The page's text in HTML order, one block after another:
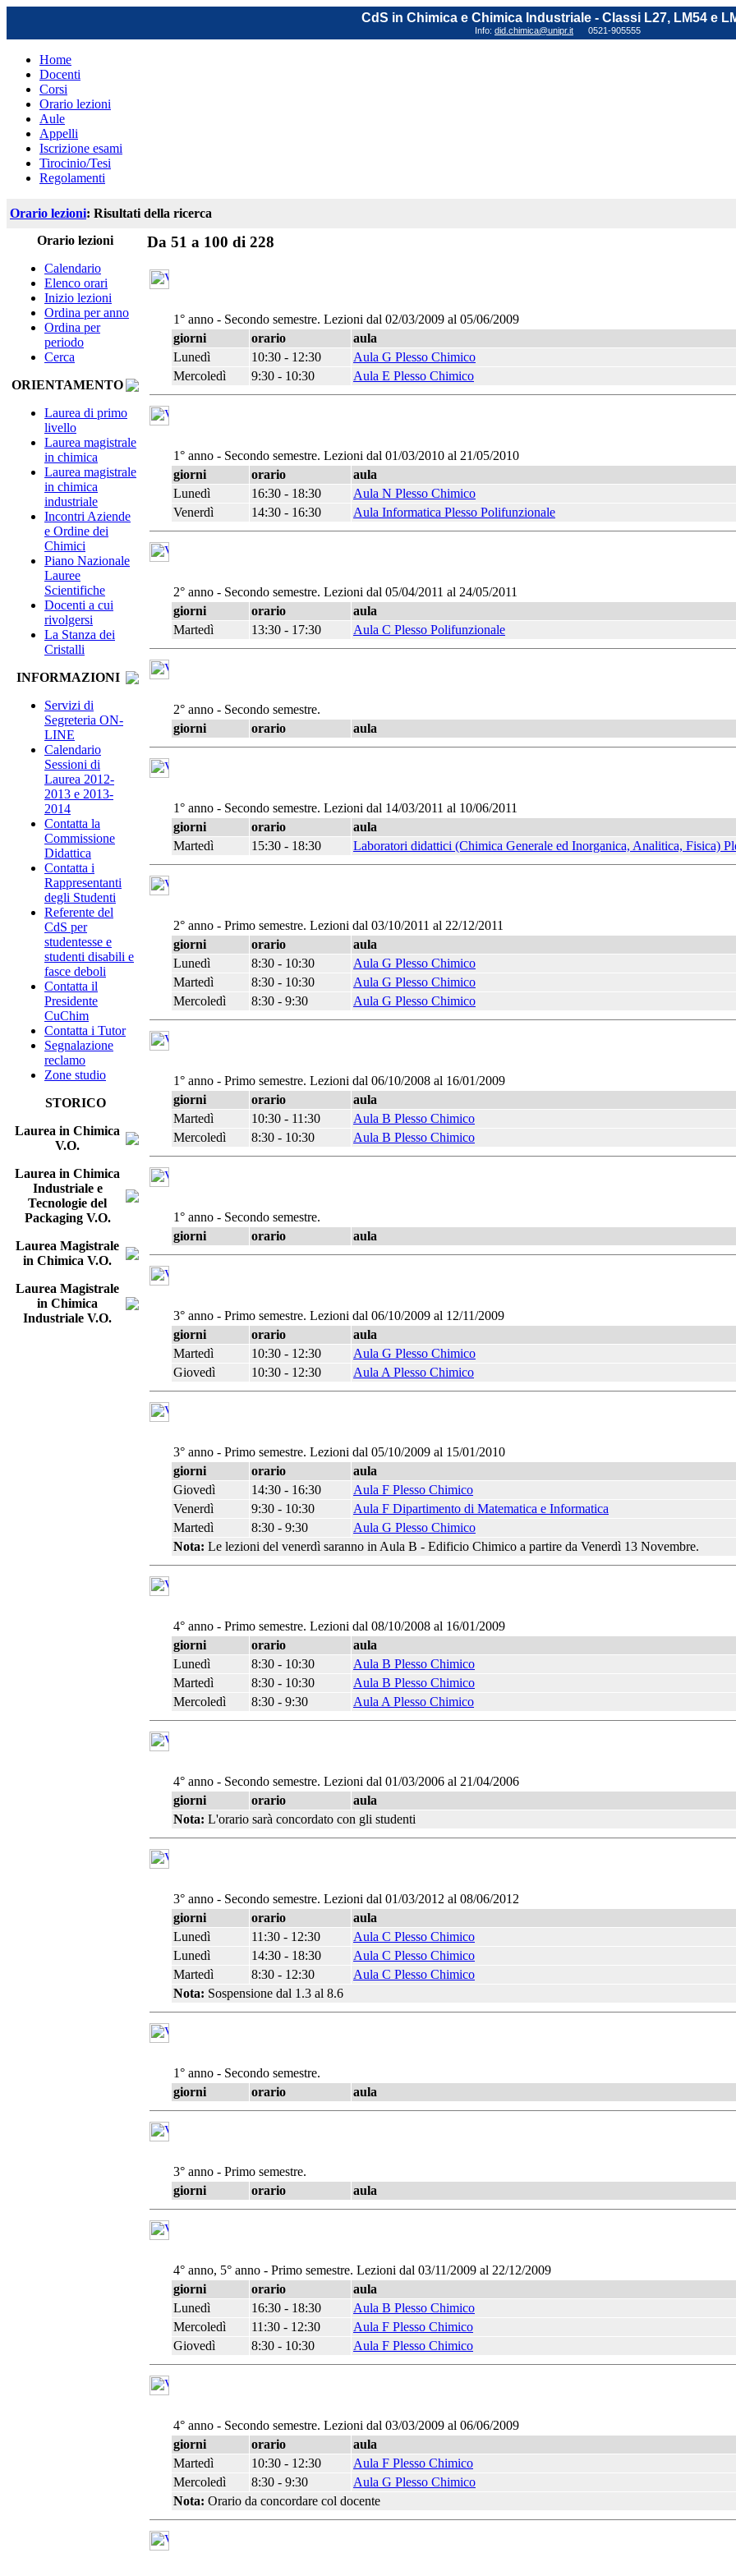
CdS in Chimica e Chimica Industriale - Classi L27, LM54 e
Info: did.chimica@unipr.it 0521-905555
Home
Docenti
Corsi
Orario lezioni
Aule
Appelli
Iscrizione esami
Tirocinio/Tesi
Regolamenti
Orario lezioni: Risultati della ricerca
Orario lezioni
Calendario
Elenco orari
Inizio lezioni
Ordina per anno
Ordina per
periodo
Cerca
ORIENTAMENTO
Laurea di primo
livello
Laurea magistrale
in chimica
Laurea magistrale
in chimica
industriale
Incontri Aziende
e Ordine dei
Chimici
Piano Nazionale
Lauree
Scientifiche
Docenti a cui
rivolgersi
La Stanza dei
Cristalli
INFORMAZIONI
Servizi di
Segreteria ON-
LINE
Calendario
Sessioni di
Laurea 2012-
2013 e 2013-
2014
Contatta la
Commissione
Didattica
Contatta i
Rappresentanti
degli Studenti
Referente del
CdS per
studentesse e
studenti disabili e
fasce deboli
Contatta il
Presidente
CuChim
Contatta i Tutor
Segnalazione
reclamo
Zone studio
STORICO
Laurea in Chimica
V.O.
Laurea in Chimica
Industriale e
Tecnologie del
Packaging V.O.
Laurea Magistrale
in Chimica V.O.
Laurea Magistrale
in Chimica
Industriale V.O.
Da 51 a 100 di 228
1° anno - Secondo semestre. Lezioni dal 02/03/2009 al 05/06/2009
giorni
orario
aula
Lunedì
10:30 - 12:30
Aula G Plesso Chimico
Mercoledì
9:30 - 10:30 Aula E Plesso Chimico
1° anno - Secondo semestre. Lezioni dal 01/03/2010 al 21/05/2010
giorni
orario
aula
Lunedì
16:30 - 18:30
Aula N Plesso Chimico
Venerdì
14:30 - 16:30 Aula Informatica Plesso Polifunzionale
2° anno - Secondo semestre. Lezioni dal 05/04/2011 al 24/05/2011
giorni
orario
aula
Martedì
13:30 - 17:30 Aula C Plesso Polifunzionale
2° anno - Secondo semestre.
giorni
orario aula
1° anno - Secondo semestre. Lezioni dal 14/03/2011 al 10/06/2011
giorni
orario
aula
Martedì
15:30 - 18:30 Laboratori didattici (Chimica Generale ed Inorganica, Analitica, Fisica)
2° anno - Primo semestre. Lezioni dal 03/10/2011 al 22/12/2011
giorni
orario
aula
Lunedì
8:30 - 10:30
Aula G Plesso Chimico
Martedì
8:30 - 10:30
Aula G Plesso Chimico
Mercoledì
8:30 - 9:30 Aula G Plesso Chimico
1° anno - Primo semestre. Lezioni dal 06/10/2008 al 16/01/2009
giorni
orario
aula
Martedì
10:30 - 11:30
Aula B Plesso Chimico
Mercoledì
8:30 - 10:30 Aula B Plesso Chimico
1° anno - Secondo semestre.
giorni
orario aula
3° anno - Primo semestre. Lezioni dal 06/10/2009 al 12/11/2009
giorni
orario
aula
Martedì
10:30 - 12:30
Aula G Plesso Chimico
Giovedì
10:30 - 12:30 Aula A Plesso Chimico
3° anno - Primo semestre. Lezioni dal 05/10/2009 al 15/01/2010
giorni
orario
aula
Giovedì
14:30 - 16:30
Aula F Plesso Chimico
Venerdì
9:30 - 10:30
Aula F Dipartimento di Matematica e Informatica
Martedì
8:30 - 9:30
Aula G Plesso Chimico
Nota: Le lezioni del venerdì saranno in Aula B - Edificio Chimico a partire da Venerdì 13 Novembre.
4° anno - Primo semestre. Lezioni dal 08/10/2008 al 16/01/2009
giorni
orario
aula
Lunedì
8:30 - 10:30
Aula B Plesso Chimico
Martedì
8:30 - 10:30
Aula B Plesso Chimico
Mercoledì
8:30 - 9:30 Aula A Plesso Chimico
4° anno - Secondo semestre. Lezioni dal 01/03/2006 al 21/04/2006
giorni
orario
aula
Nota: L'orario sarà concordato con gli studenti
3° anno - Secondo semestre. Lezioni dal 01/03/2012 al 08/06/2012
giorni
orario
aula
Lunedì
11:30 - 12:30
Aula C Plesso Chimico
Lunedì
14:30 - 18:30
Aula C Plesso Chimico
Martedì
8:30 - 12:30
Aula C Plesso Chimico
Nota: Sospensione dal 1.3 al 8.6
1° anno - Secondo semestre.
giorni
orario aula
3° anno - Primo semestre.
giorni
orario aula
4° anno, 5° anno - Primo semestre. Lezioni dal 03/11/2009 al 22/12/2009
giorni
orario
aula
Lunedì
16:30 - 18:30
Aula B Plesso Chimico
Mercoledì
11:30 - 12:30
Aula F Plesso Chimico
Giovedì
8:30 - 10:30 Aula F Plesso Chimico
4° anno - Secondo semestre. Lezioni dal 03/03/2009 al 06/06/2009
giorni
orario
aula
Martedì
10:30 - 12:30
Aula F Plesso Chimico
Mercoledì
8:30 - 9:30
Aula G Plesso Chimico
Nota: Orario da concordare col docente